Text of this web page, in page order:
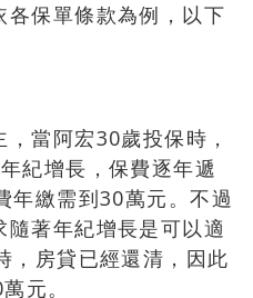
保單條款為例，以下
當阿宏30歲投保時，
紀增長，保費逐年遞
年繳需到30萬元。不過
著年紀增長是可以適
，房貸已經還清，因此
元。